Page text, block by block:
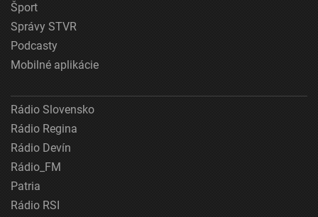
Šport
Správy STVR
Podcasty
Mobilné aplikácie
Rádio Slovensko
Rádio Regina
Rádio Devín
Rádio_FM
Patria
Rádio RSI